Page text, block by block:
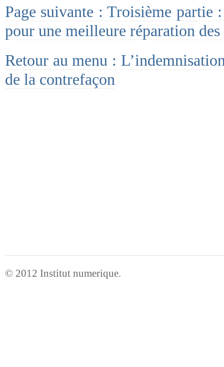
Page suivante : Troisième partie
pour une meilleure réparation
Retour au menu :
de la contrefaçon
© 2012 Institut numerique.